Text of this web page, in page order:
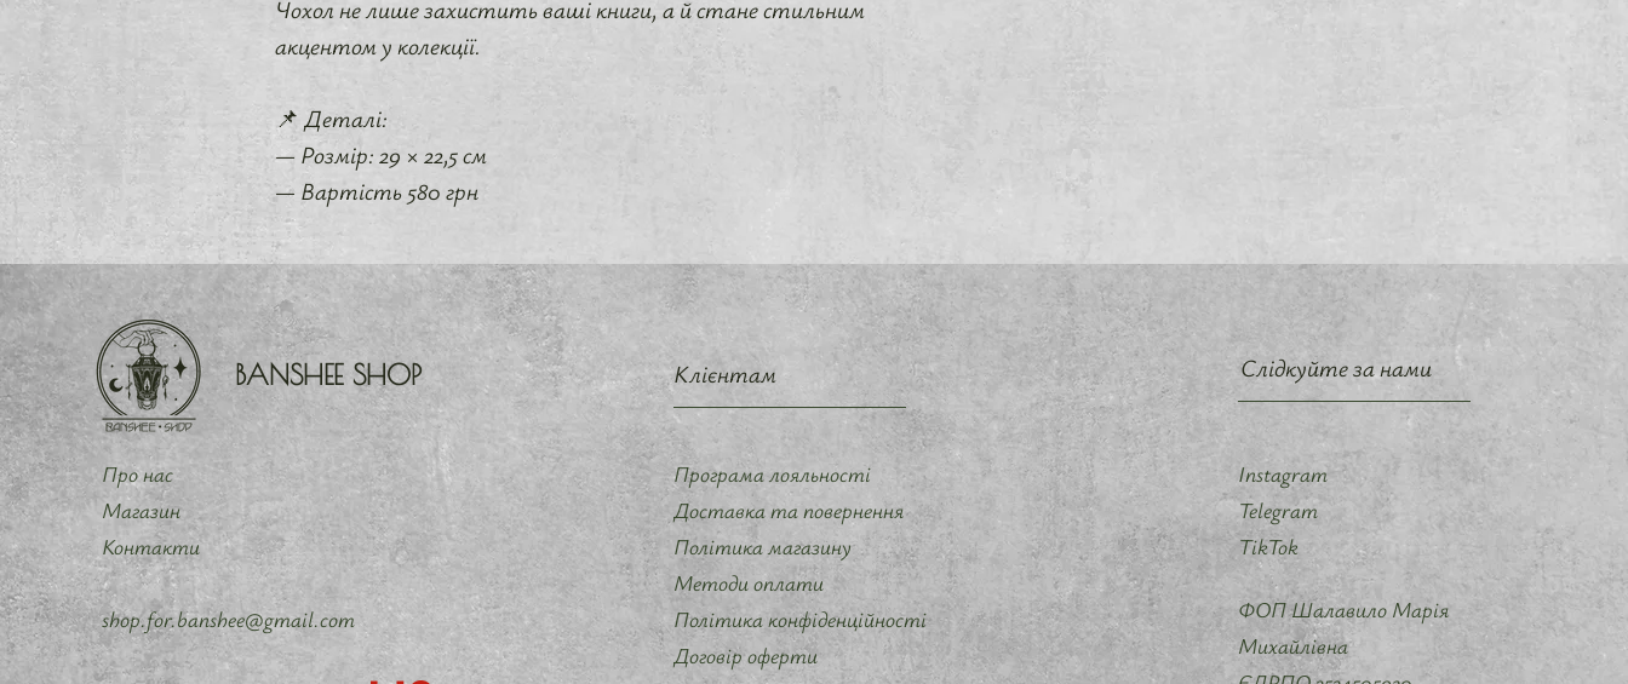
Чохол не лише захистить ваші книги, а й стане стильним
акцентом у колекції.
📌 Деталі:
— Розмір: 29 × 22,5 см
— Вартість 580 грн
BANSHEE SHOP
Про нас
Магазин
Контакти
shop.for.banshee@gmail.com
Клієнтам
Програма лояльності
Доставка та повернення
Політика магазину
Методи оплати
Політика конфіденційності
Договір оферти
Слідкуйте за нами
Instagram
Telegram
TikTok
ФОП Шалавило Марія
Михайлівна